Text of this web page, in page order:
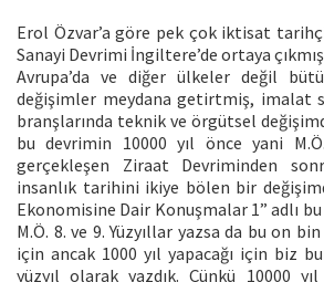
Erol Özvar’a göre pek çok iktisat
Sanayi Devrimi İngiltere’de ortaya
Avrupa’da ve diğer ülkeler değil
değişimler meydana getirtmiş, imalat
branşlarında teknik ve örgütsel
bu devrimin 10000 yıl önce yani
gerçekleşen Ziraat Devriminden
insanlık tarihini ikiye bölen bir
Ekonomisine Dair Konuşmalar 1” adlı
M.Ö. 8. ve 9. Yüzyıllar yazsa da bu on
için ancak 1000 yıl yapacağı için biz
yüzyıl olarak yazdık. Çünkü 10000